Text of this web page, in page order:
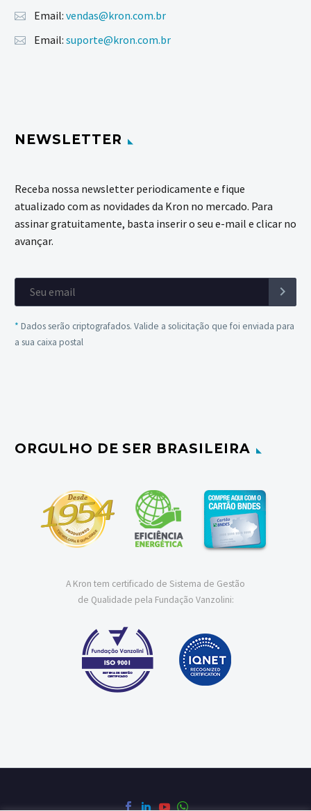
Email: vendas@kron.com.br
Email: suporte@kron.com.br
NEWSLETTER
Receba nossa newsletter periodicamente e fique
atualizado com as novidades da Kron no mercado. Para
assinar gratuitamente, basta inserir o seu e-mail e clicar no
avançar.
* Dados serão criptografados. Valide a solicitação que foi enviada para
a sua caixa postal
ORGULHO DE SER BRASILEIRA
A Kron tem certificado de Sistema de Gestão
de Qualidade pela Fundação Vanzolini: